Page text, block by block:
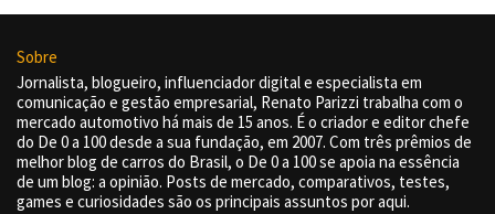
Sobre
Jornalista, blogueiro, influenciador digital e especialista em
comunicação e gestão empresarial, Renato Parizzi trabalha com o
mercado automotivo há mais de 15 anos. É o criador e editor chefe
do De 0 a 100 desde a sua fundação, em 2007. Com três prêmios de
melhor blog de carros do Brasil, o De 0 a 100 se apoia na essência
de um blog: a opinião. Posts de mercado, comparativos, testes,
games e curiosidades são os principais assuntos por aqui.